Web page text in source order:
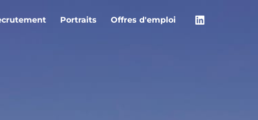
Portraits Offres d'emploi